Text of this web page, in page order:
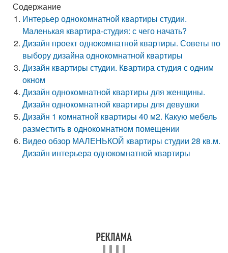
Содержание
Интерьер однокомнатной квартиры студии.
Маленькая квартира-студия: с чего начать?
Дизайн проект однокомнатной квартиры. Советы по
выбору дизайна однокомнатной квартиры
Дизайн квартиры студии. Квартира студия с одним
окном
Дизайн однокомнатной квартиры для женщины.
Дизайн однокомнатной квартиры для девушки
Дизайн 1 комнатной квартиры 40 м2. Какую мебель
разместить в однокомнатном помещении
Видео обзор МАЛЕНЬКОЙ квартиры студии 28 кв.м.
Дизайн интерьера однокомнатной квартиры